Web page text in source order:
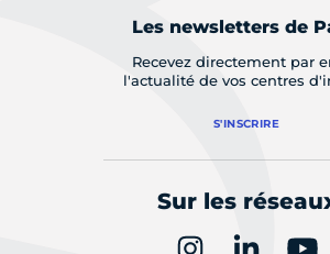
Les newsletters de
Recevez directement par
l'actualité de vos centres
S'INSCRIRE
Sur les